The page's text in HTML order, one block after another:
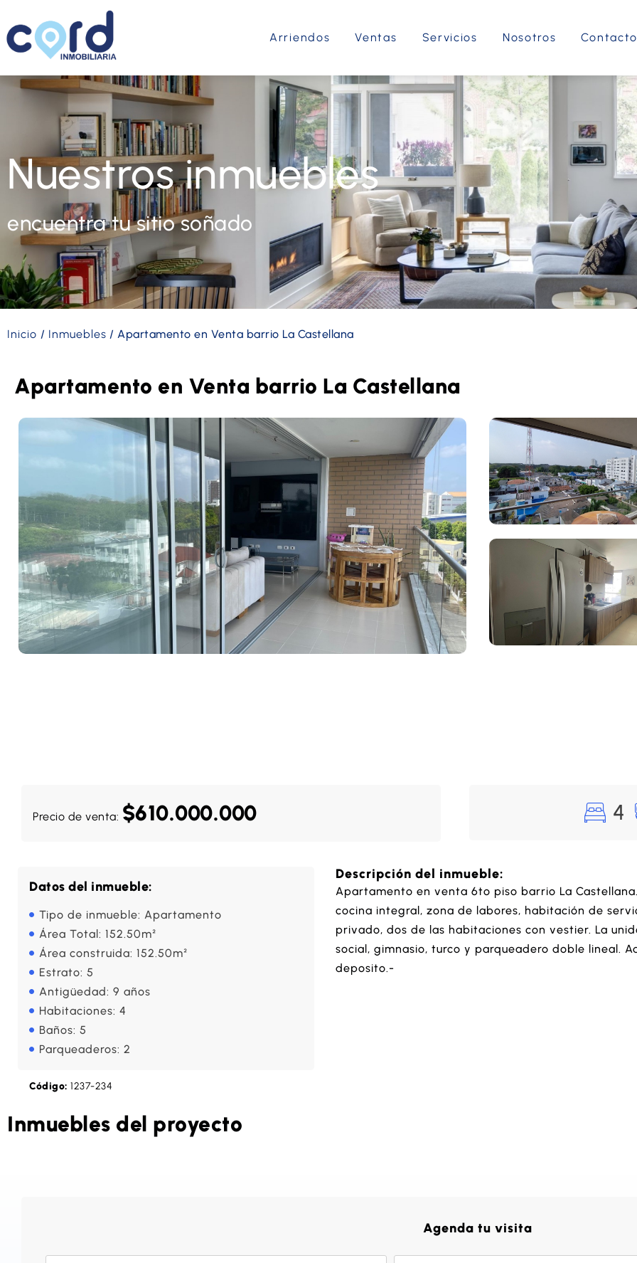
Arriendos Ventas Servicios Nosotros Contacto
Nuestros inmuebles
encuentra tu sitio soñado
Inicio / Inmuebles / Apartamento en Venta barrio La Castellana
Apartamento en Venta barrio La Castellana
Precio de venta: $610.000.000 4
Datos del inmueble:
Tipo de inmueble: Apartamento
Área Total: 152.50m²
Área construida: 152.50m²
Estrato: 5
Antigüedad: 9 años
Habitaciones: 4
Baños: 5
Parqueaderos: 2
Código: 1237-234
Descripción del inmueble:
Apartamento en venta 6to piso barrio La
cocina integral, zona de labores, habitación de
privado, dos de las habitaciones con vestier. La
social, gimnasio, turco y parqueadero doble lineal.
deposito.-
Inmuebles del proyecto
Agenda tu visita